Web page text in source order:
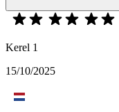
Kerel 1
15/10/2025